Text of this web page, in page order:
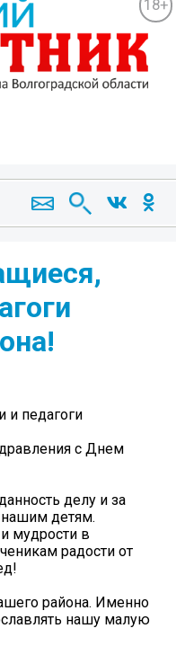
18+
и педагоги
с Днем
делу и за
детям.
мудрости в
радости от
района. Именно
нашу малую